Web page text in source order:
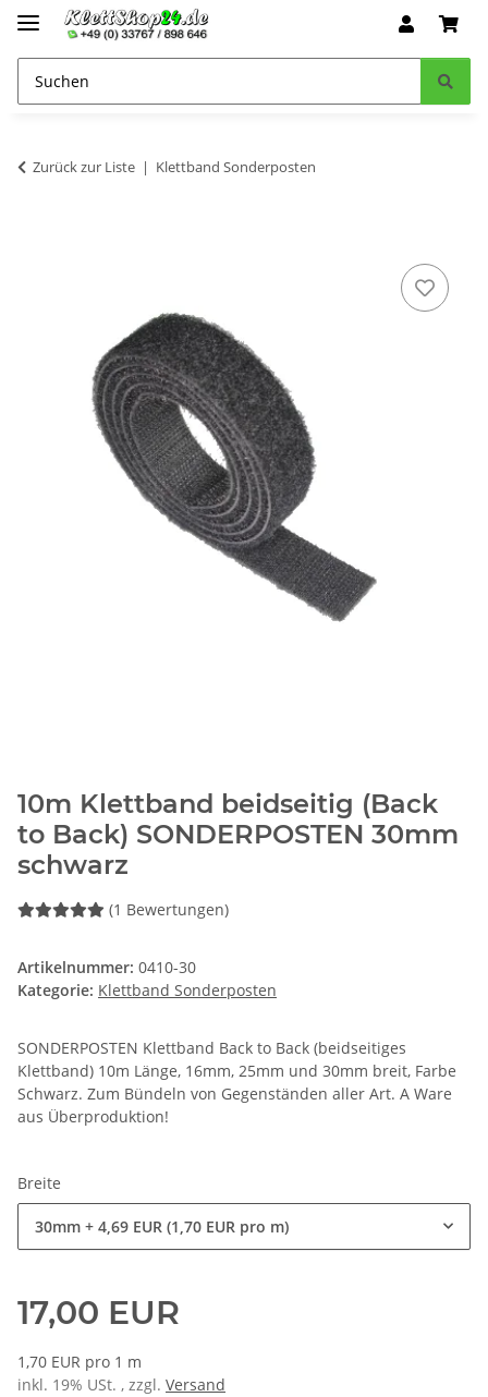
Zurück zur Liste Klettband Sonderposten
10m Klettband beidseitig (Back
to Back) SONDERPOSTEN 30mm
schwarz
(1 Bewertungen)
Artikelnummer: 0410-30
Kategorie: Klettband Sonderposten
SONDERPOSTEN Klettband Back to Back (beidseitiges
Klettband) 10m Länge, 16mm, 25mm und 30mm breit, Farbe
Schwarz. Zum Bündeln von Gegenständen aller Art. A Ware
aus Überproduktion!
Breite
30mm + 4,69 EUR (1,70 EUR pro m)
17,00 EUR
1,70 EUR pro 1 m
inkl. 19% USt. , zzgl. Versand